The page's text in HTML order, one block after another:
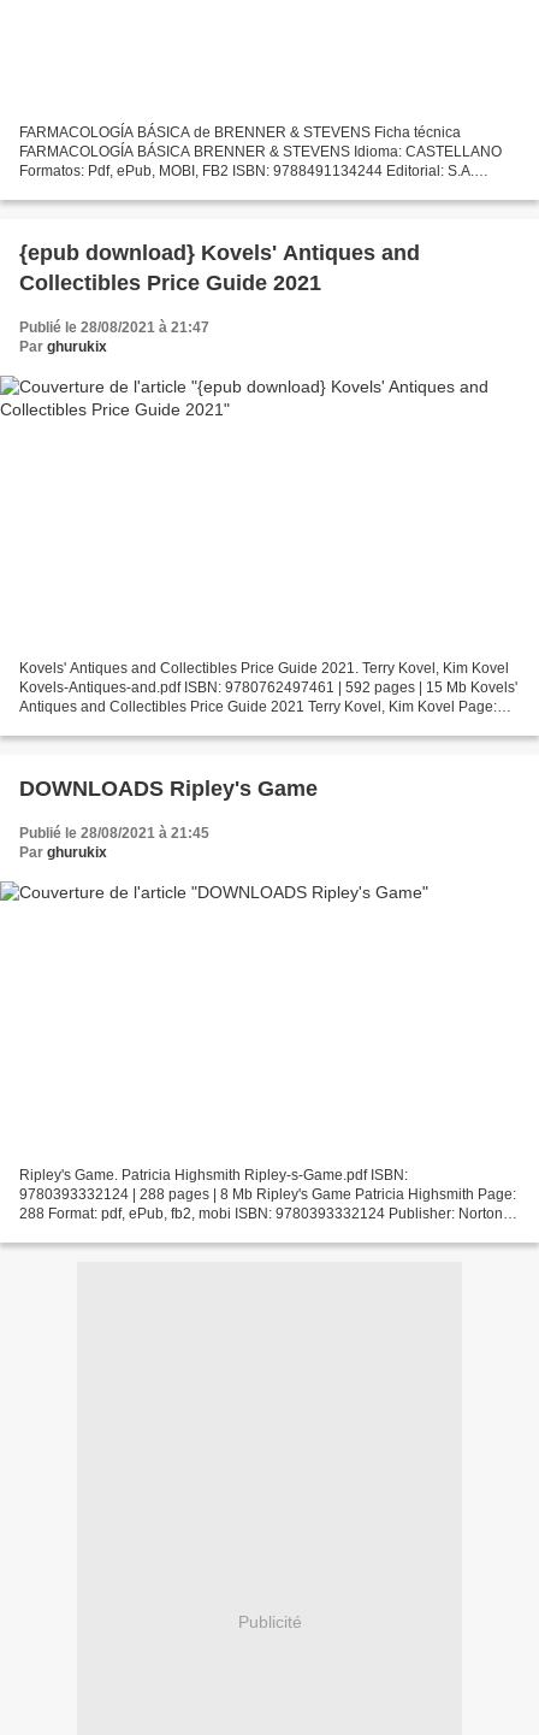
FARMACOLOGÍA BÁSICA de BRENNER & STEVENS Ficha técnica
FARMACOLOGÍA BÁSICA BRENNER & STEVENS Idioma: CASTELLANO
Formatos: Pdf, ePub, MOBI, FB2 ISBN: 9788491134244 Editorial: S.A.
Descargando...
{epub download} Kovels' Antiques and
Collectibles Price Guide 2021
Publié le 28/08/2021 à 21:47
Par ghurukix
Kovels' Antiques and Collectibles Price Guide 2021. Terry Kovel, Kim Kovel
Kovels-Antiques-and.pdf ISBN: 9780762497461 | 592 pages | 15 Mb Kovels'
Antiques and Collectibles Price Guide 2021 Terry Kovel, Kim Kovel Page:
DOWNLOADS Ripley's Game
Publié le 28/08/2021 à 21:45
Par ghurukix
Ripley's Game. Patricia Highsmith Ripley-s-Game.pdf ISBN:
9780393332124 | 288 pages | 8 Mb Ripley's Game Patricia Highsmith Page:
288 Format: pdf, ePub, fb2, mobi ISBN: 9780393332124 Publisher: Norton,
Publicité